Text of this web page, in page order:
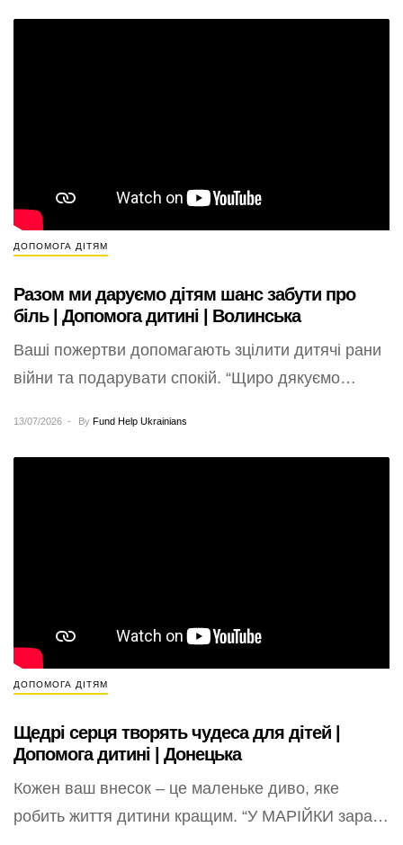
ДОПОМОГА ДІТЯМ
Разом ми даруємо дітям шанс забути про
біль | Допомога дитині | Волинська
Ваші пожертви допомагають зцілити дитячі рани
війни та подарувати спокій. “Щиро дякуємо
13/07/2026 By Fund Help Ukrainians
ДОПОМОГА ДІТЯМ
Щедрі серця творять чудеса для дітей |
Допомога дитині | Донецька
Кожен ваш внесок – це маленьке диво, яке
робить життя дитини кращим. “У МАРІЙКИ зараз